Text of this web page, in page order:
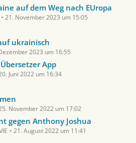
auf dem Weg nach EUropa
21. November 2023 um 15:05
ukrainisch
2023 um 16:55
App
Juni 2022 um 16:34
November 2022 um 17:02
gegen Anthony Joshua
21. August 2022 um 11:41